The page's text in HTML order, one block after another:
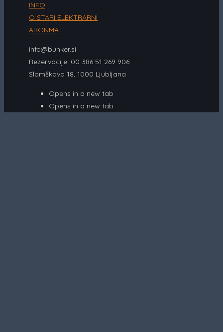
INFO
O STARI ELEKTRARNI
ABONMA
info@bunker.si
Rezervacije: 00 386 51 269 906
Slomškova 18, 1000 Ljubljana
Opens in a new tab
Opens in a new tab